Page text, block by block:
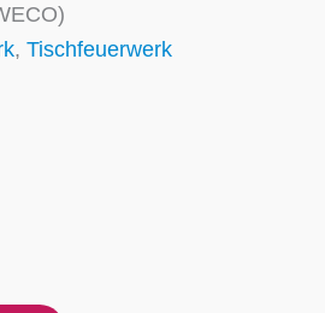
, Tischfeuerwerk